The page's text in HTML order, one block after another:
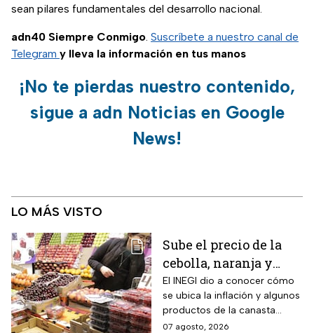
sean pilares fundamentales del desarrollo nacional.
adn40 Siempre Conmigo. Suscríbete a nuestro canal de
Telegram y lleva la información en tus manos
¡No te pierdas nuestro contenido,
sigue a adn Noticias en Google
News!
LO MÁS VISTO
Sube el precio de la
cebolla, naranja y
otros alimentos de la
canasta básica por la
inflación
El INEGI dio a conocer cómo
se ubica la inflación y algunos
productos de la canasta
básica incrementaron sus
07 agosto, 2026